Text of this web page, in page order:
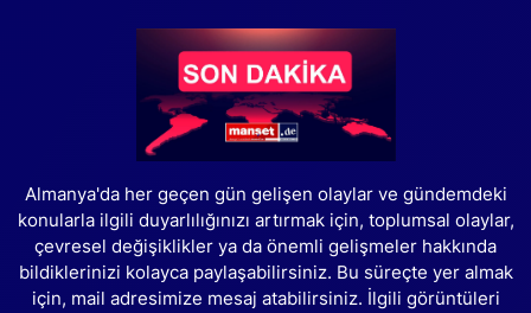
Almanya'da her geçen gün gelişen olaylar ve gündemdeki
konularla ilgili duyarlılığınızı artırmak için, toplumsal olaylar,
çevresel değişiklikler ya da önemli gelişmeler hakkında
bildiklerinizi kolayca paylaşabilirsiniz. Bu süreçte yer almak
için, mail adresimize mesaj atabilirsiniz. İlgili görüntüleri